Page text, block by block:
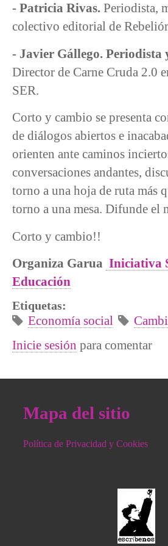
- Patricia Rivas. Periodista,
colectivo editorial de
- Javier Gállego. Periodista
Director de Carne Cruda 2.0
SER.
Corto y cambio se presenta
de diálogos abiertos e
orienten ante caminos
conversaciones andantes,
torno a una hoja de ruta más
torno a una mesa. Difunde el
Corto y cambio!!
Organiza Garua Iniciativa
Educación
Etiquetas:
Economía social
Inicie sesión para comentar
Mapa del sitio
Política de Privacidad y Cookies